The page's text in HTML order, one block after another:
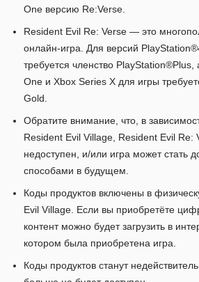
One версию Re:Verse.
Resident Evil Re: Verse — это
онлайн-игра. Для версий
требуется членство
One и Xbox Series X для игры
Gold.
Обратите внимание, что, в
Resident Evil Village, Resident Evil Re:
недоступен, и/или игра может стать
способами в будущем.
Коды продуктов включены в
Evil Village. Если вы приобретёте
контент можно будет загрузить в
котором была приобретена игра.
Коды продуктов станут